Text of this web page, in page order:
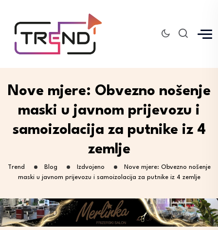
Nove mjere: Obvezno nošenje
maski u javnom prijevozu i
samoizolacija za putnike iz 4
zemlje
Trend Blog Izdvojeno
Nove mjere: Obvezno nošenje
maski u javnom prijevozu i samoizolacija za putnike iz 4 zemlje